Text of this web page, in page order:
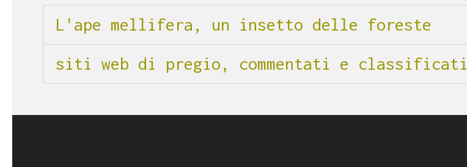
L'ape mellifera, un insetto delle foreste
siti web di pregio, commentati e classificati